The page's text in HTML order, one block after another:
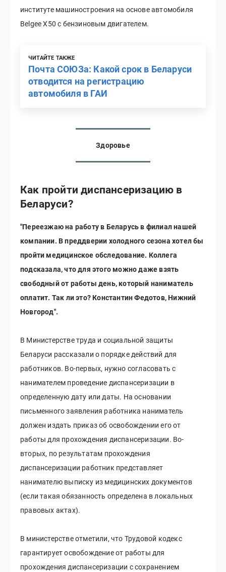
институте машиностроения на основе автомобиля
Belgee Х50 с бензиновым двигателем.
ЧИТАЙТЕ ТАКЖЕ
Почта СОЮЗа: Какой срок в Беларуси
отводится на регистрацию
автомобиля в ГАИ
Здоровье
Как пройти диспансеризацию в
Беларуси?
"Переезжаю на работу в Беларусь в филиал нашей
компании. В преддверии холодного сезона хотел бы
пройти медицинское обследование. Коллега
подсказала, что для этого можно даже взять
свободный от работы день, который наниматель
оплатит. Так ли это? Константин Федотов, Нижний
Новгород".
В Министерстве труда и социальной защиты
Беларуси рассказали о порядке действий для
работников. Во-первых, нужно согласовать с
нанимателем проведение диспансеризации в
определенную дату или даты. На основании
письменного заявления работника наниматель
должен издать приказ об освобождении его от
работы для прохождения диспансеризации. Во-
вторых, по результатам прохождения
диспансеризации работник представляет
нанимателю выписку из медицинских документов
(если такая обязанность определена в локальных
правовых актах).
В министерстве отметили, что Трудовой кодекс
гарантирует освобождение от работы для
прохождения диспансеризации с сохранением